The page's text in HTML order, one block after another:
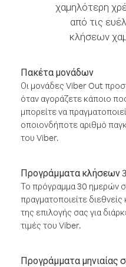
χαμηλότερη
από τις
κλήσεων
Πακέτα μονάδων
Οι μονάδες Viber Out
όταν αγοράζετε κάποιο
μπορείτε να
οποιονδήποτε αριθμό
του Viber.
Προγράμματα κλήσεων
Το πρόγραμμα 30 ημερών
πραγματοποιείτε
της επιλογής σας για
τιμές του Viber.
Προγράμματα μηνιαίας